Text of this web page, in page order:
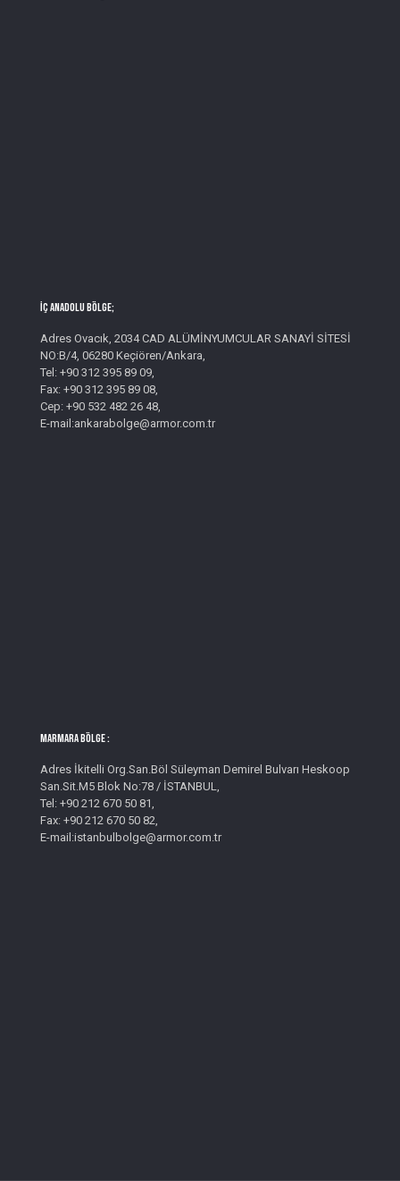
İç Anadolu Bölge;
Adres Ovacık, 2034 CAD ALÜMİNYUMCULAR SANAYİ SİTESİ
NO:B/4, 06280 Keçiören/Ankara,
Tel: +90 312 395 89 09,
Fax: +90 312 395 89 08,
Cep: +90 532 482 26 48,
E-mail:ankarabolge@armor.com.tr
MARMARA BÖLGE :
Adres İkitelli Org.San.Böl Süleyman Demirel Bulvarı Heskoop
San.Sit.M5 Blok No:78 / İSTANBUL,
Tel: +90 212 670 50 81,
Fax: +90 212 670 50 82,
E-mail:istanbulbolge@armor.com.tr